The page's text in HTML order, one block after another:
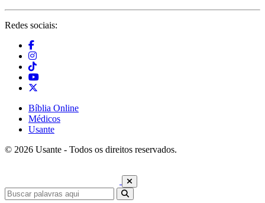
Redes sociais:
Bíblia Online
Médicos
Usante
© 2026 Usante - Todos os direitos reservados.